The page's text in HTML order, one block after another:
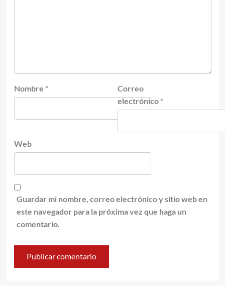
Nombre *
Correo
electrónico *
Web
Guardar mi nombre, correo electrónico y sitio web en
este navegador para la próxima vez que haga un
comentario.